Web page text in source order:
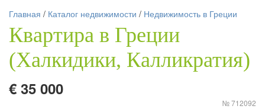
Главная / Каталог недвижимости / Недвижимость в Греции
Квартира в Греции
(Халкидики, Калликратия)
€ 35 000
№ 712092